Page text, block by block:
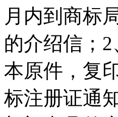
月内到商标
的介绍信；
本原件，复
标注册证通